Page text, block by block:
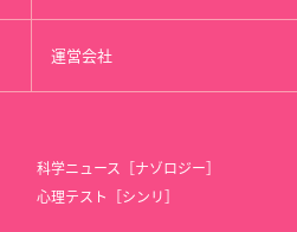
運営会社
科学ニュース［ナゾロジー］
心理テスト［シンリ］